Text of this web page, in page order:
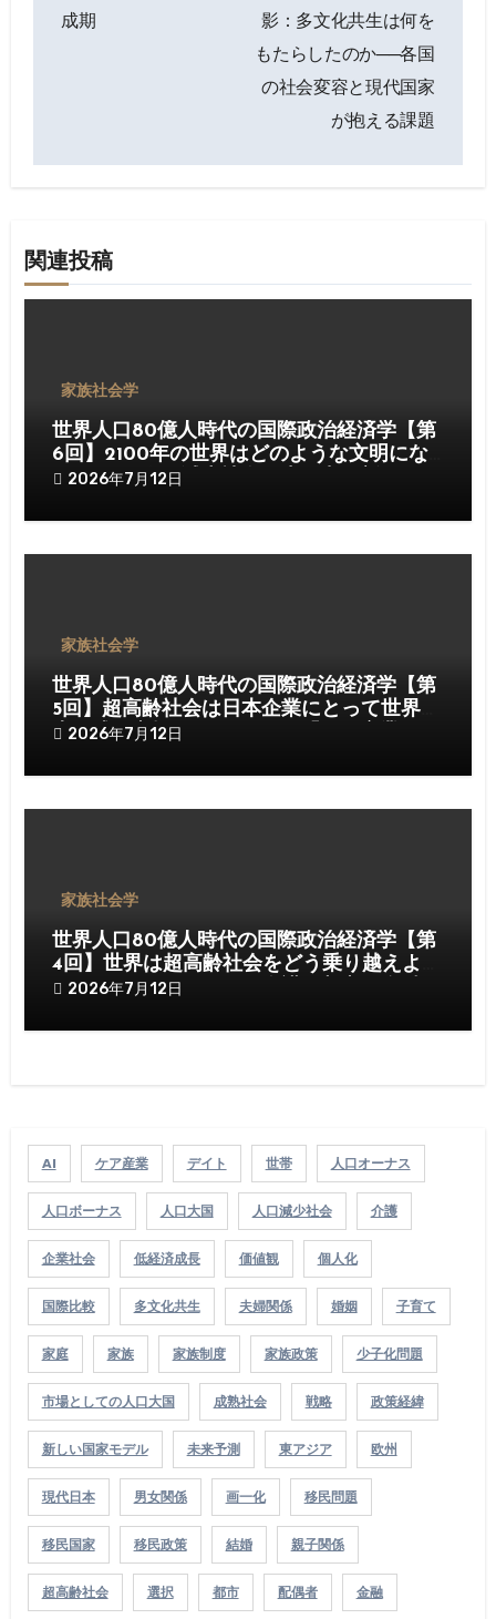
稿
ョ
成期
影：多文化共生は何を
もたらしたのか──各国
の社会変容と現代国家
が抱える課題
関連投稿
家族社会学
世界人口80億人時代の国際政治経済学【第
6回】2100年の世界はどのような文明にな
るのか──人口減少社会が生み出す新しい国
2026年7月12日
家族社会学
世界人口80億人時代の国際政治経済学【第
5回】超高齢社会は日本企業にとって世界最
大の成長市場となるのか──「ケア産業」が
2026年7月12日
家族社会学
世界人口80億人時代の国際政治経済学【第
4回】世界は超高齢社会をどう乗り越えよう
としているのか──AI、介護、都市、金融が
2026年7月12日
AI ケア産業 デイト 世帯 人口オーナス
人口ボーナス 人口大国 人口減少社会 介護
企業社会 低経済成長 価値観 個人化
国際比較 多文化共生 夫婦関係 婚姻 子育て
家庭 家族 家族制度 家族政策 少子化問題
市場としての人口大国 成熟社会 戦略 政策経緯
新しい国家モデル 未来予測 東アジア 欧州
現代日本 男女関係 画一化 移民問題
移民国家 移民政策 結婚 親子関係
超高齢社会 選択 都市 配偶者 金融